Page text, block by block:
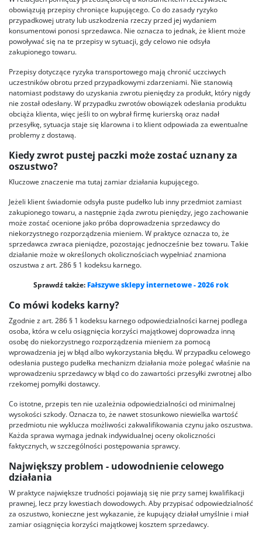
obowiązują przepisy chroniące kupującego. Co do zasady ryzyko
przypadkowej utraty lub uszkodzenia rzeczy przed jej wydaniem
konsumentowi ponosi sprzedawca. Nie oznacza to jednak, że klient może
powoływać się na te przepisy w sytuacji, gdy celowo nie odsyła
zakupionego towaru.
Przepisy dotyczące ryzyka transportowego mają chronić uczciwych
uczestników obrotu przed przypadkowymi zdarzeniami. Nie stanowią
natomiast podstawy do uzyskania zwrotu pieniędzy za produkt, który nigdy
nie został odesłany. W przypadku zwrotów obowiązek odesłania produktu
obciąża klienta, więc jeśli to on wybrał firmę kurierską oraz nadał
przesyłkę, sytuacja staje się klarowna i to klient odpowiada za ewentualne
problemy z dostawą.
Kiedy zwrot pustej paczki może zostać uznany za
oszustwo?
Kluczowe znaczenie ma tutaj zamiar działania kupującego.
Jeżeli klient świadomie odsyła puste pudełko lub inny przedmiot zamiast
zakupionego towaru, a następnie żąda zwrotu pieniędzy, jego zachowanie
może zostać ocenione jako próba doprowadzenia sprzedawcy do
niekorzystnego rozporządzenia mieniem. W praktyce oznacza to, że
sprzedawca zwraca pieniądze, pozostając jednocześnie bez towaru. Takie
działanie może w określonych okolicznościach wypełniać znamiona
oszustwa z art. 286 § 1 kodeksu karnego.
Sprawdź także: Fałszywe sklepy internetowe - 2026 rok
Co mówi kodeks karny?
Zgodnie z art. 286 § 1 kodeksu karnego odpowiedzialności karnej podlega
osoba, która w celu osiągnięcia korzyści majątkowej doprowadza inną
osobę do niekorzystnego rozporządzenia mieniem za pomocą
wprowadzenia jej w błąd albo wykorzystania błędu. W przypadku celowego
odesłania pustego pudełka mechanizm działania może polegać właśnie na
wprowadzeniu sprzedawcy w błąd co do zawartości przesyłki zwrotnej albo
rzekomej pomyłki dostawcy.
Co istotne, przepis ten nie uzależnia odpowiedzialności od minimalnej
wysokości szkody. Oznacza to, że nawet stosunkowo niewielka wartość
przedmiotu nie wyklucza możliwości zakwalifikowania czynu jako oszustwa.
Każda sprawa wymaga jednak indywidualnej oceny okoliczności
faktycznych, w szczególności postępowania sprawcy.
Największy problem - udowodnienie celowego
działania
W praktyce największe trudności pojawiają się nie przy samej kwalifikacji
prawnej, lecz przy kwestiach dowodowych. Aby przypisać odpowiedzialność
za oszustwo, konieczne jest wykazanie, że kupujący działał umyślnie i miał
zamiar osiągnięcia korzyści majątkowej kosztem sprzedawcy.